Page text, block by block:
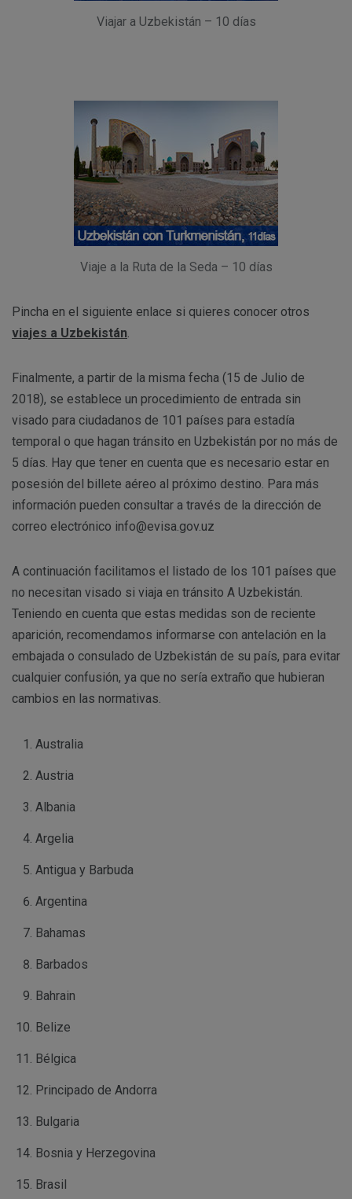
Viajar a Uzbekistán – 10 días
Viaje a la Ruta de la Seda – 10 días
Pincha en el siguiente enlace si quieres conocer otros
viajes a Uzbekistán
Finalmente, a partir de la misma fecha (15 de Julio de
2018), se establece un procedimiento de entrada sin
visado para ciudadanos de 101 países para estadía
temporal o que hagan tránsito en Uzbekistán por no más de
5 días. Hay que tener en cuenta que es necesario estar en
posesión del billete aéreo al próximo destino. Para más
información pueden consultar a través de la dirección de
correo electrónico info@evisa.gov.uz
A continuación facilitamos el listado de los 101 países que
no necesitan visado si viaja en tránsito A Uzbekistán.
Teniendo en cuenta que estas medidas son de reciente
aparición, recomendamos informarse con antelación en la
embajada o consulado de Uzbekistán de su país, para evitar
cualquier confusión, ya que no sería extraño que hubieran
cambios en las normativas.
Australia
Austria
Albania
Argelia
Antigua y Barbuda
Argentina
Bahamas
Barbados
Bahrain
Belize
Bélgica
Principado de Andorra
Bulgaria
Bosnia y Herzegovina
Brasil